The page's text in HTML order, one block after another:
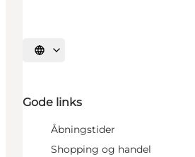
Sprache auswählen
Gode links
Åbningstider
Shopping og handel